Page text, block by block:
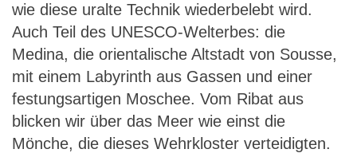
wie diese uralte Technik wiederbelebt wird.
Auch Teil des UNESCO-Welterbes: die
Medina, die orientalische Altstadt von Sousse,
mit einem Labyrinth aus Gassen und einer
festungsartigen Moschee. Vom Ribat aus
blicken wir über das Meer wie einst die
Mönche, die dieses Wehrkloster verteidigten.